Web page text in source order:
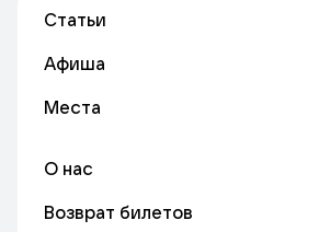
Статьи
Афиша
Места
О нас
Возврат билетов